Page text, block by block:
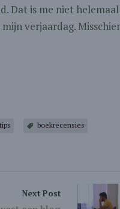
Dat is me niet helemaal
verjaardag.
boekrecensies
Next Post